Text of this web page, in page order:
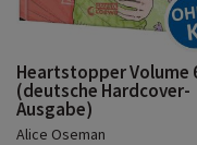
Heartstopper Volume
(deutsche Hardcover-
Ausgabe)
Alice Oseman